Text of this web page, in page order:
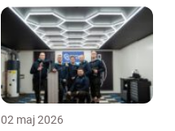
02 maj 2026